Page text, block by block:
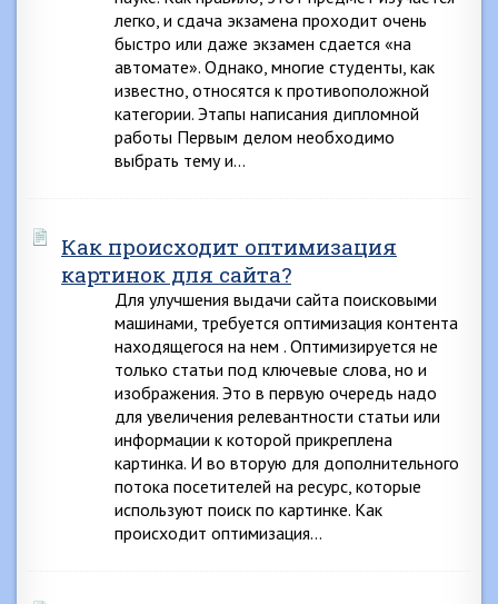
легко, и сдача экзамена проходит очень
быстро или даже экзамен сдается «на
автомате». Однако, многие студенты, как
известно, относятся к противоположной
категории. Этапы написания дипломной
работы Первым делом необходимо
выбрать тему и…
Как происходит оптимизация
картинок для сайта?
Для улучшения выдачи сайта поисковыми
машинами, требуется оптимизация контента
находящегося на нем . Оптимизируется не
только статьи под ключевые слова, но и
изображения. Это в первую очередь надо
для увеличения релевантности статьи или
информации к которой прикреплена
картинка. И во вторую для дополнительного
потока посетителей на ресурс, которые
используют поиск по картинке. Как
происходит оптимизация…